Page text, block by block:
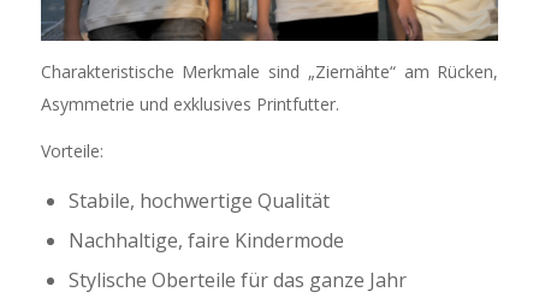
Charakteristische Merkmale sind „Ziernähte“ am Rücken,
Asymmetrie und exklusives Printfutter.
Vorteile:
Stabile, hochwertige Qualität
Nachhaltige, faire Kindermode
Stylische Oberteile für das ganze Jahr